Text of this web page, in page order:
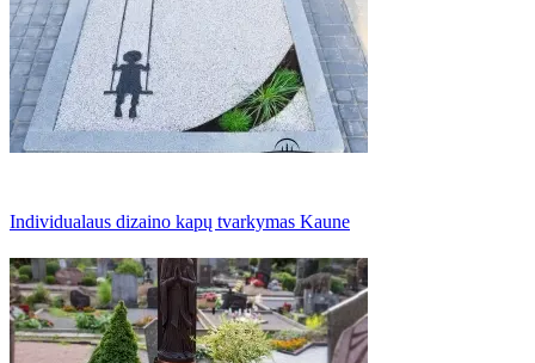
Individualaus dizaino kapų tvarkymas Kaune